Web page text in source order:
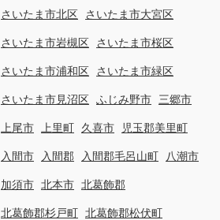
さいたま市北区 さいたま市大宮区
さいたま市岩槻区 さいたま市桜区
さいたま市浦和区 さいたま市緑区
さいたま市見沼区 ふじみ野市 三郷市
上尾市 上里町 久喜市 児玉郡美里町
入間市 入間郡 入間郡毛呂山町 八潮市
加須市 北本市 北葛飾郡
北葛飾郡杉戸町 北葛飾郡松伏町